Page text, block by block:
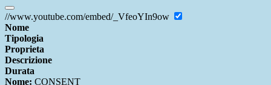
//www.youtube.com/embed/_VfeoYIn9ow
Nome
Tipologia
Proprieta
Descrizione
Durata
Nome: CONSENT